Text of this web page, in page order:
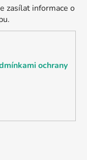
zasílat informace o
ochrany